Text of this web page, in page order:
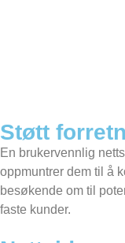
Støtt
En brukervennlig
oppmuntrer dem til å
besøkende om til
faste kunder.